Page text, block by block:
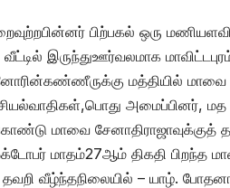
பிற்பகல் ஒரு
இருந்துஊர்வலமாக
மத்தியில் மாவை
அமைப்பினர்,
மாவை
மாதம்27ஆம் திகதி பிறந்த
தவறி வீழ்ந்தநிலையில் – யாழ்.